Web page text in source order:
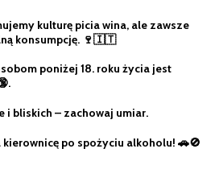
kulturę picia wina, ale zawsze
konsumpcję. 🍷🇮🇹
poniżej 18. roku życia jest
i bliskich – zachowaj umiar.
po spożyciu alkoholu! 🚗🚫